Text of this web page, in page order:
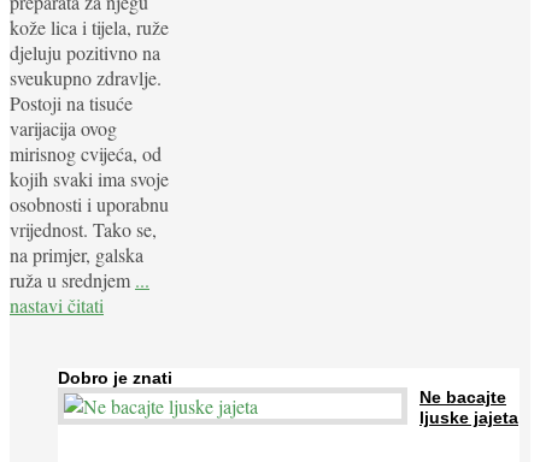
kože lica i tijela, ruže
djeluju pozitivno na
sveukupno zdravlje.
Postoji na tisuće
varijacija ovog
mirisnog cvijeća, od
kojih svaki ima svoje
osobnosti i uporabnu
vrijednost. Tako se,
na primjer, galska
ruža u srednjem ...
nastavi čitati
Dobro je znati
Ne bacajte
ljuske jajeta